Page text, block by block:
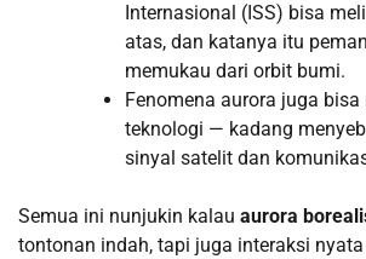
Internasional (ISS) bisa
atas, dan katanya itu
memukau dari orbit bumi.
Fenomena aurora juga
teknologi — kadang
sinyal satelit dan
Semua ini nunjukin kalau aurora
tontonan indah, tapi juga interaksi